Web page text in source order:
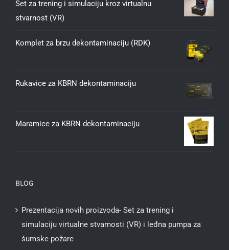
Set za trening i simulaciju kroz virtualnu
stvarnost (VR)
Komplet za brzu dekontaminaciju (RDK)
Rukavice za KBRN dekontaminaciju
Maramice za KBRN dekontaminaciju
BLOG
Prezentacija novih proizvoda- Set za trening i
simulaciju virtualne stvarnosti (VR) i leđna pumpa za
šumske požare